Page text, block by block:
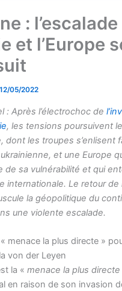
:
et l’Europe
12/05/2022
: Après l’électrochoc de
, les tensions poursuivent
dont les troupes s’enlisent
et une Europe
de sa vulnérabilité et qui
internationale. Le retour de
la géopolitique du
une violente escalade.
menace la plus directe »
von der Leyen
la «menace la plus directe
en raison de son invasion